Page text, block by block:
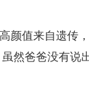
值来自遗传，
然爸爸没有说